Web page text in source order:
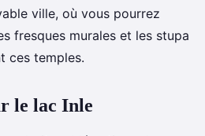
ville, où vous pourrez
fresques murales et les stupa
ces temples.
le lac Inle